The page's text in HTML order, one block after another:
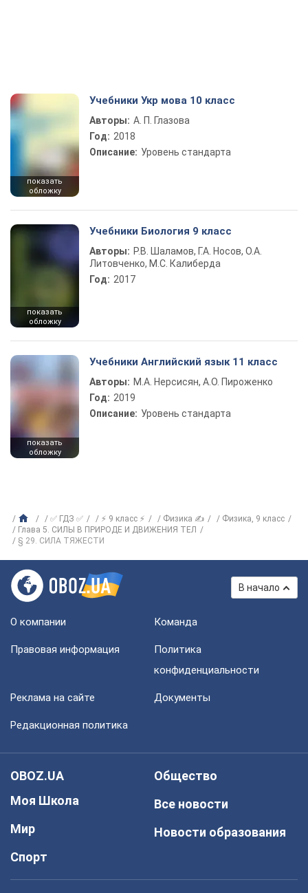
показать
обложку
Учебники Укр мова 10 класс
Авторы: А. П. Глазова
Год: 2018
Описание: Уровень стандарта
показать
обложку
Учебники Биология 9 класс
Авторы: Р.В. Шаламов, Г.А. Носов, О.А.
Литовченко, М.С. Калиберда
Год: 2017
показать
обложку
Учебники Английский язык 11 класс
Авторы: М.А. Нерсисян, А.О. Пироженко
Год: 2019
Описание: Уровень стандарта
✅ ГДЗ ✅ ⚡ 9 класс ⚡ Физика ✍
Физика, 9 класс
Глава 5. СИЛЫ В ПРИРОДЕ И ДВИЖЕНИЯ ТЕЛ
§ 29. СИЛА ТЯЖЕСТИ
В начало
О компании Команда
Правовая информация
Политика
конфиденциальности
Реклама на сайте Документы
Редакционная политика
OBOZ.UA
Моя Школа
Мир
Спорт
Общество
Все новости
Новости образования